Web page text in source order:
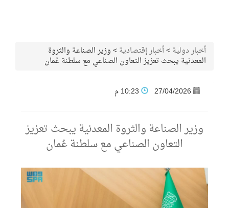
أخبار دولية>أخبار إقتصادية>وزير الصناعة والثروة
المعدنية يبحث تعزيز التعاون الصناعي مع سلطنة عُمان
27/04/2026
وزير الصناعة والثروة المعدنية يبحث تعزيز
التعاون الصناعي مع سلطنة عُمان